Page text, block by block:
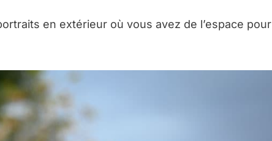
en extérieur où vous avez de l’espace pour